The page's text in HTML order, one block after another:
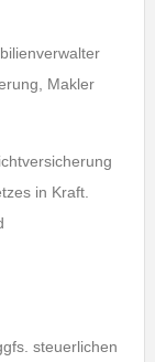
Makler
in Kraft.
steuerlichen